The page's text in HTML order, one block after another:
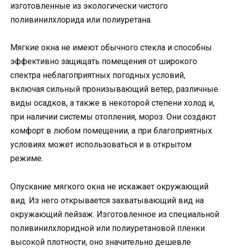
изготовленные из экологически чистого
поливинилхлорида или полиуретана.
Мягкие окна не имеют обычного стекла и способны
эффективно защищать помещения от широкого
спектра неблагоприятных погодных условий,
включая сильный пронизывающий ветер, различные
виды осадков, а также в некоторой степени холод и,
при наличии системы отопления, мороз. Они создают
комфорт в любом помещении, а при благоприятных
условиях может использоваться и в открытом
режиме.
Опускание мягкого окна не искажает окружающий
вид. Из него открывается захватывающий вид на
окружающий пейзаж. Изготовленное из специальной
поливинилхлоридной или полиуретановой пленки
высокой плотности, оно значительно дешевле